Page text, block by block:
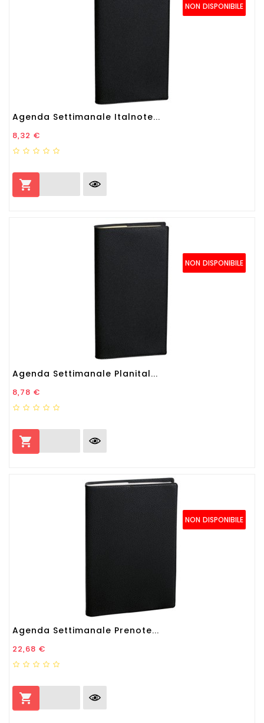
NON DISPONIBILE
Agenda Settimanale Italnote...
Prezzo
8,32 €

NON DISPONIBILE
Agenda Settimanale Planital...
Prezzo
8,78 €

NON DISPONIBILE
Agenda Settimanale Prenote...
Prezzo
22,68 €
